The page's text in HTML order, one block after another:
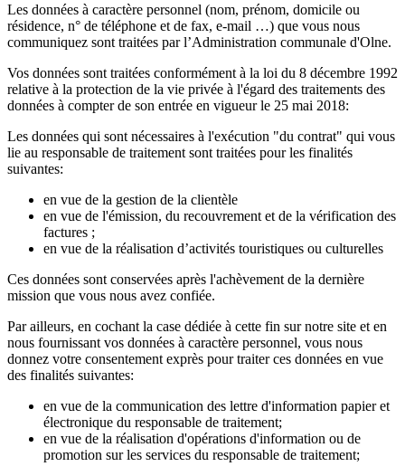
Les données à caractère personnel (nom, prénom, domicile ou
résidence, n° de téléphone et de fax, e-mail …) que vous nous
communiquez sont traitées par l’Administration communale d'Olne.
Vos données sont traitées conformément à la loi du 8 décembre 1992
relative à la protection de la vie privée à l'égard des traitements des
données à compter de son entrée en vigueur le 25 mai 2018:
Les données qui sont nécessaires à l'exécution "du contrat" qui vous
lie au responsable de traitement sont traitées pour les finalités
suivantes:
en vue de la gestion de la clientèle
en vue de l'émission, du recouvrement et de la vérification des
factures ;
en vue de la réalisation d’activités touristiques ou culturelles
Ces données sont conservées après l'achèvement de la dernière
mission que vous nous avez confiée.
Par ailleurs, en cochant la case dédiée à cette fin sur notre site et en
nous fournissant vos données à caractère personnel, vous nous
donnez votre consentement exprès pour traiter ces données en vue
des finalités suivantes:
en vue de la communication des lettre d'information papier et
électronique du responsable de traitement;
en vue de la réalisation d'opérations d'information ou de
promotion sur les services du responsable de traitement;